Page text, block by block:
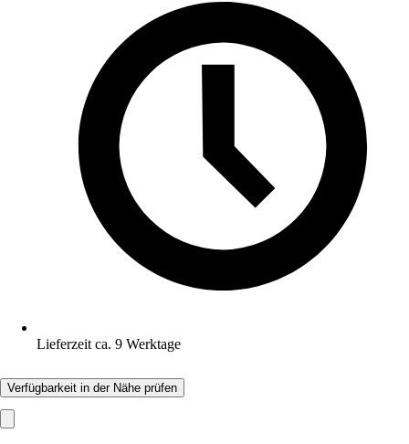
Lieferzeit ca. 9 Werktage
Verfügbarkeit in der Nähe prüfen